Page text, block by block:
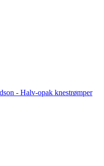
- Halv-opak knestrømper